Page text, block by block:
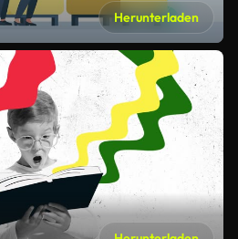
Herunterladen